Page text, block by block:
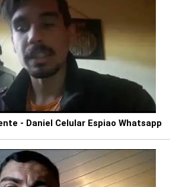
- Daniel Celular Espiao Whatsapp